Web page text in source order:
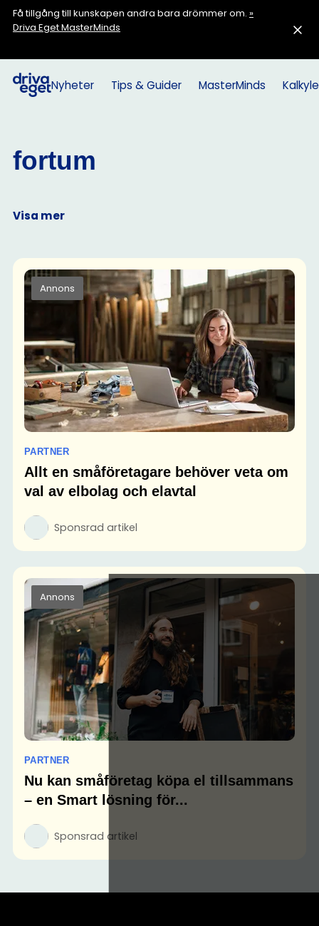
Få tillgång till kunskapen andra bara drömmer om. »
Driva Eget MasterMinds
Nyheter Tips & Guider MasterMinds
fortum
Visa mer
Annons
PARTNER
Allt en småföretagare behöver veta om
val av elbolag och elavtal
Sponsrad artikel
Annons
PARTNER
Nu kan småföretag köpa el tillsammans
– en Smart lösning för...
Sponsrad artikel